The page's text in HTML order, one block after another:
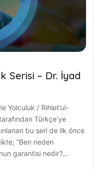
Serisi – Dr. İyad
Yolculuk / Rıhlet’ul-
Türkçe’ye
bu seri de ilk önce
“Ben neden
garantisi nedir?…